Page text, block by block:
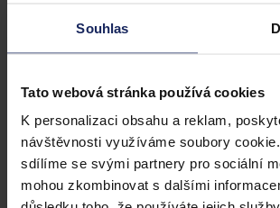
Souhlas
Tato webová stránka používá cookies
K personalizaci obsahu a reklam,
návštěvnosti využíváme soubory
sdílíme se svými partnery pro sociální
mohou zkombinovat s dalšími